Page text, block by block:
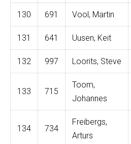
130 691 Vool, Martin
131 641 Uusen, Keit
132 997 Loorits, Steve
133 715
Toom,
Johannes
134 734
Freibergs,
Arturs